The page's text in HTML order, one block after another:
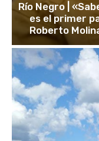
Río Negro |
es el primer
Roberto